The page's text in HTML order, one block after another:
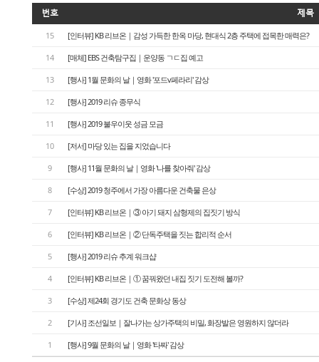
번호 제목
15 [인터뷰] KB 리브온｜감성 가득한 한옥 마당, 현대식 2층 주택에 접목한 매력은?
14 [매체] EBS 건축탐구집｜운양동 ㄱㄷ집 예고
13 [행사] 1월 문화의 날｜영화 '포드v페라리' 감상
12 [행사] 2019 리슈 종무식
11 [행사] 2019 불우이웃 성금 모금
10 [저서] 마당 있는 집을 지었습니다
9 [행사] 11월 문화의 날｜영화 '나를 찾아줘' 감상
8 [수상] 2019 청주에서 가장 아름다운 건축물 은상
7 [인터뷰] KB 리브온｜③ 아기 돼지 삼형제의 집짓기 방식
6 [인터뷰] KB 리브온｜② 단독주택을 짓는 합리적 순서
5 [행사] 2019 리슈 추계 워크샵
4 [인터뷰] KB 리브온｜① 꿈꿔왔던 내집 짓기 도전해 볼까?
3 [수상] 제24회 경기도 건축 문화상 동상
2 [기사] 조선일보｜잘나가는 상가주택의 비밀, 화장발은 영원하지 않더라
1 [행사] 9월 문화의 날｜영화 '타짜' 감상